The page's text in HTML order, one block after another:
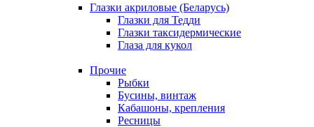
Глазки акриловые (Беларусь)
Глазки для Тедди
Глазки таксидермические
Глаза для кукол
Прочие
Рыбки
Бусины, винтаж
Кабашоны, крепления
Ресницы